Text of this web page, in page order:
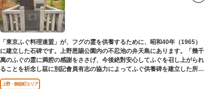
「東京ふぐ料理連盟」が、フグの霊を供養するために、昭和40年（1965）
に建立した石碑です。上野恩賜公園内の不忍池の弁天島にあります。「幾千
萬のふぐの霊に満腔の感謝をささげ、今後絶對安心してふぐを召し上がられ
ることを祈念し茲に別記會員有志の協力によってふぐ供養碑を建立した所以
であります」と刻まれています。
上野・御徒町エリア